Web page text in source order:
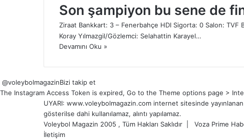
Son şampiyon bu sene de
Ziraat Bankkart: 3 – Fenerbahçe HDI Sigorta: 0 Salon:
Koray Yılmazgil/Gözlemci: Selahattin Karayel…
Devamını Oku »
@voleybolmagazinBizi takip et
The Instagram Access Token is expired, Go to the Theme options page >
UYARI: www.voleybolmagazin.com internet sitesinde
gösterilse dahi kullanılamaz, alıntı yapılamaz.
Voleybol Magazin 2005 , Tüm Hakları Saklıdır | Voza Prime
İletişim